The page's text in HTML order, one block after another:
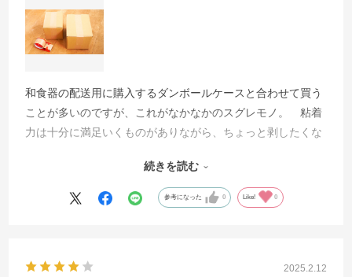
和食器の配送用に購入するダンボールケースと合わせて買う
ことが多いのですが、これがなかなかのスグレモノ。 粘着
力は十分に満足いくものがありながら、ちょっと剥したくな
ます。うっかり梱包のまちがいをしたときに、何度か救われ
ました。
続きを読む
参考になった 0 Like! 0
2025.2.12